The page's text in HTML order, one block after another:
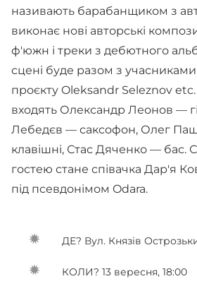
називають барабанщиком з
виконає нові авторські
ф'южн і треки з дебютного
сцені буде разом з учасниками
проєкту Oleksandr Seleznov
входять Олександр Леонов —
Лебедєв — саксофон, Олег
клавішні, Стас Дяченко — бас.
гостею стане співачка Дар'я
під псевдонімом Odara.
ДЕ? Вул. Князів
КОЛИ? 13 вересня, 18:00